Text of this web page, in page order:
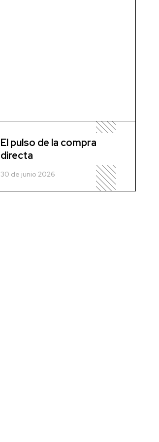
El pulso de la compra
directa
30 de junio 2026